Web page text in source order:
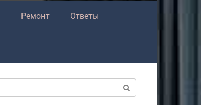
Ремонт Ответы